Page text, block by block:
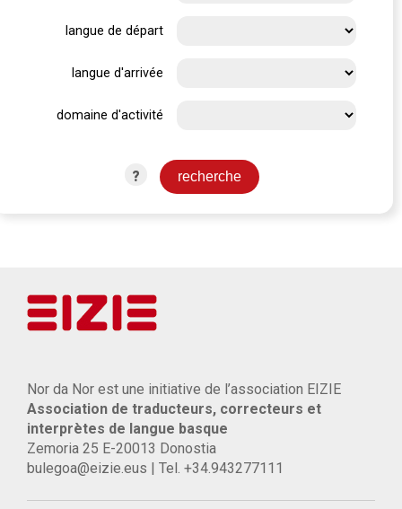
langue de départ
langue d'arrivée
domaine d'activité
?
Nor da Nor est une initiative de l’association EIZIE
Association de traducteurs, correcteurs et
interprètes de langue basque
Zemoria 25 E-20013 Donostia
bulegoa@eizie.eus | Tel. +34.943277111